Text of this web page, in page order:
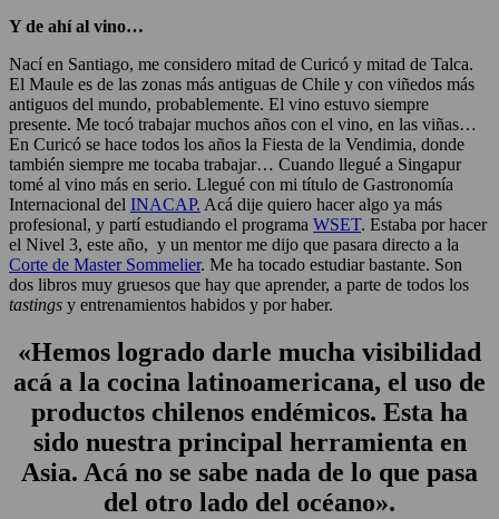
Y de ahí al vino…
Nací en Santiago, me considero mitad de Curicó y mitad de Talca.
El Maule es de las zonas más antiguas de Chile y con viñedos más
antiguos del mundo, probablemente. El vino estuvo siempre
presente. Me tocó trabajar muchos años con el vino, en las viñas…
En Curicó se hace todos los años la Fiesta de la Vendimia, donde
también siempre me tocaba trabajar… Cuando llegué a Singapur
tomé al vino más en serio. Llegué con mi título de Gastronomía
Internacional del INACAP. Acá dije quiero hacer algo ya más
profesional, y partí estudiando el programa WSET. Estaba por hacer
el Nivel 3, este año, y un mentor me dijo que pasara directo a la
Corte de Master Sommelier. Me ha tocado estudiar bastante. Son
dos libros muy gruesos que hay que aprender, a parte de todos los
tastings y entrenamientos habidos y por haber.
«Hemos logrado darle mucha visibilidad
acá a la cocina latinoamericana, el uso de
productos chilenos endémicos. Esta ha
sido nuestra principal herramienta en
Asia. Acá no se sabe nada de lo que pasa
del otro lado del océano».